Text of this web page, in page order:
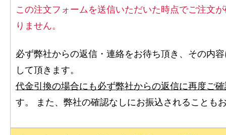
この注文フォームを送信いただいた時点でご注文
りません。
必ず弊社からの返信・連絡をお待ち頂き、その内
して頂きます。
代金引換の場合にも必ず弊社からの返信に再度ご
す。 また、弊社の確認なしにお振込されることも